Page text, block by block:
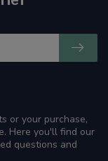
or your purchase,
Here you'll find our
questions and